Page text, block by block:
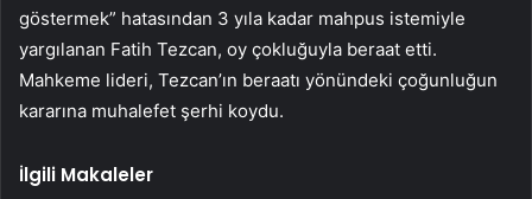
göstermek” hatasından 3 yıla kadar mahpus istemiyle
yargılanan Fatih Tezcan, oy çokluğuyla beraat etti.
Mahkeme lideri, Tezcan’ın beraatı yönündeki çoğunluğun
kararına muhalefet şerhi koydu.
İlgili Makaleler